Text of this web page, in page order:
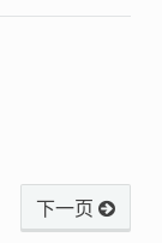
下一页